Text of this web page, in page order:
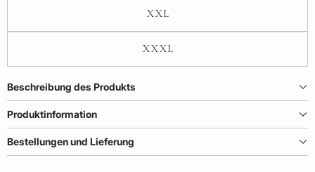
XXL
XXXL
Beschreibung des Produkts
Produktinformation
Bestellungen und Lieferung